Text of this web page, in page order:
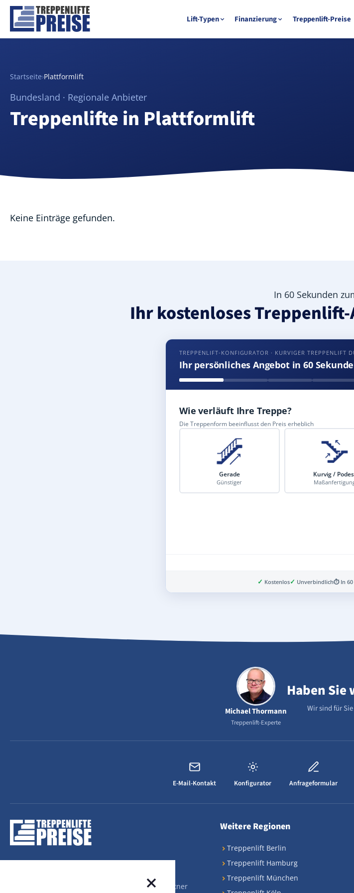
Lift-Typen Finanzierung Treppenlift-Preise
Startseite›Plattformlift
Bundesland · Regionale Anbieter
Treppenlifte in Plattformlift
Keine Einträge gefunden.
In 60 Sekunden
Ihr kostenloses
TREPPENLIFT-KONFIGURATOR · KURVIGER TREPPENLIFT
Ihr persönliches Angebot in 60
Wie verläuft Ihre Treppe?
Die Treppenform beeinflusst den Preis erheblich
Gerade
Günstiger
Kurvig /
✓ Kostenlos✓ Unverbindlich⏱ In 60
Michael Thormann
Treppenlift-Experte
Haben Sie
Wir sind für
E-Mail-Kontakt Konfigurator Anfrageformular
Sprechen Sie uns an! Als Ihr lokaler Ansprechpartner
Weitere Regionen
Treppenlift Berlin
Treppenlift Hamburg
Treppenlift München